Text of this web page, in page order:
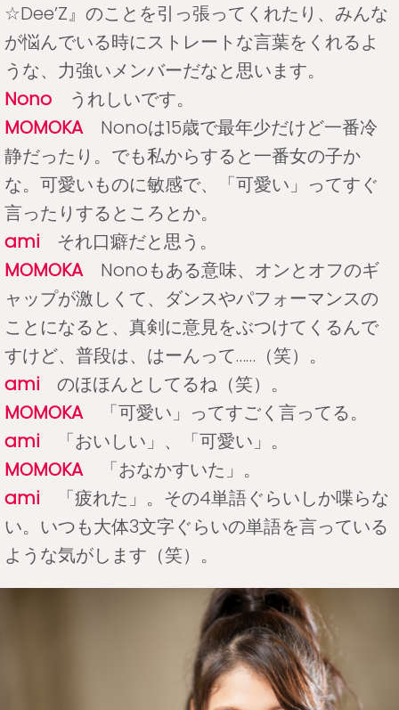
☆Dee’Z』のことを引っ張ってくれたり、みんな
が悩んでいる時にストレートな言葉をくれるよ
うな、力強いメンバーだなと思います。
Nono うれしいです。
MOMOKANonoは15歳で最年少だけど一番冷
静だったり。でも私からすると一番女の子か
な。可愛いものに敏感で、「可愛い」ってすぐ
言ったりするところとか。
ami それ口癖だと思う。
MOMOKANonoもある意味、オンとオフのギ
ャップが激しくて、ダンスやパフォーマンスの
ことになると、真剣に意見をぶつけてくるんで
すけど、普段は、はーんって……（笑）。
ami のほほんとしてるね（笑）。
MOMOKA「可愛い」ってすごく言ってる。
ami 「おいしい」、「可愛い」。
MOMOKA「おなかすいた」。
ami 「疲れた」。その4単語ぐらいしか喋らな
い。いつも大体3文字ぐらいの単語を言っている
ような気がします（笑）。